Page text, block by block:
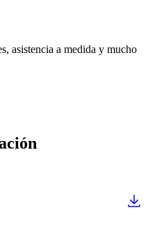
asistencia a medida y mucho